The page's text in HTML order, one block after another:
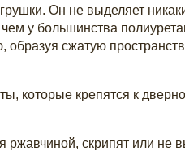
Он не выделяет
у большинства
сжатую
которые крепятся к
скрипят или не